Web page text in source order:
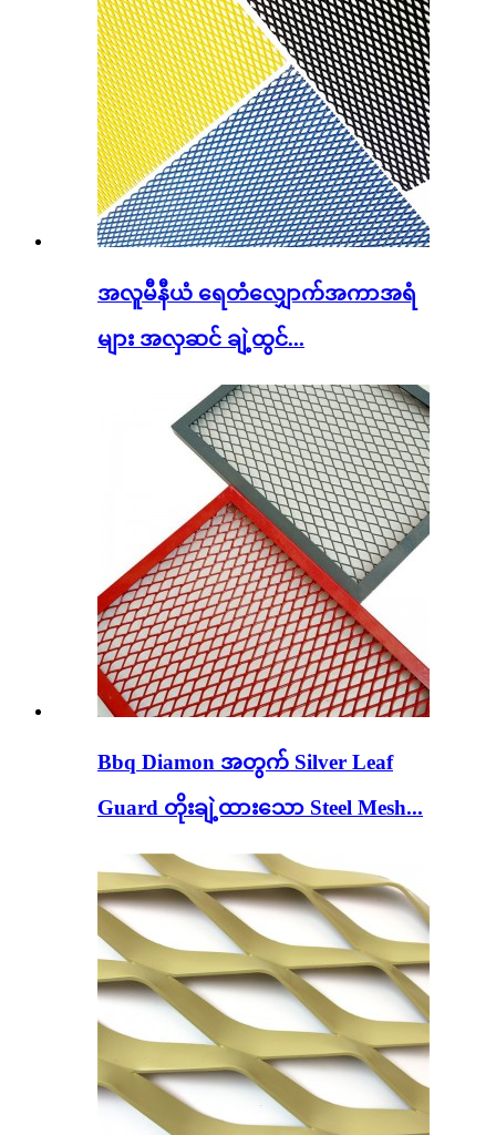
အလူမီနီယံ ရေတံလျှောက်အကာအရံ
များ အလှဆင် ချဲ့ထွင်...
Bbq Diamon အတွက် Silver Leaf
Guard တိုးချဲ့ထားသော Steel Mesh...